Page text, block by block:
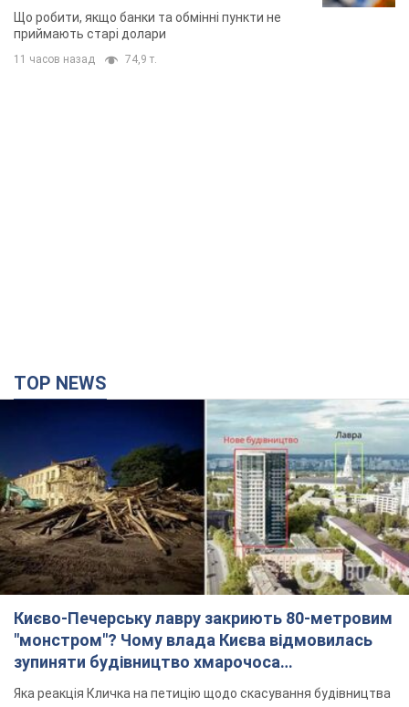
Що робити, якщо банки та обмінні пункти не
приймають старі долари
11 часов назад 74,9 т.
TOP NEWS
Києво-Печерську лавру закриють 80-метровим
"монстром"? Чому влада Києва відмовилась
зупиняти будівництво хмарочоса
"московського вірянина"
Яка реакція Кличка на петицію щодо скасування будівництва